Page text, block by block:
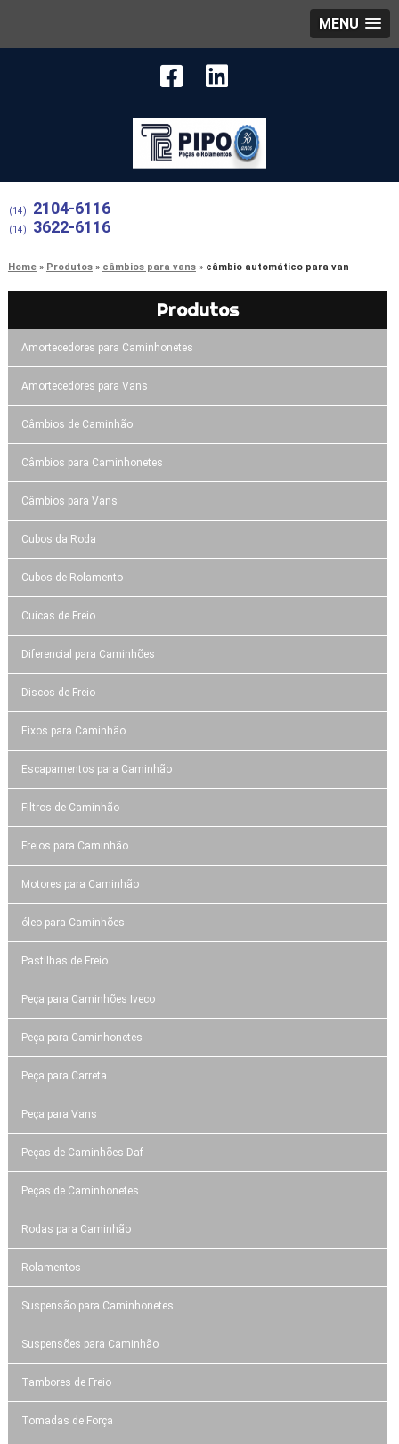
MENU
(14) 2104-6116
(14) 3622-6116
Home Produtos câmbios para vans câmbio automático para van
Produtos
Amortecedores para Caminhonetes
Amortecedores para Vans
Câmbios de Caminhão
Câmbios para Caminhonetes
Câmbios para Vans
Cubos da Roda
Cubos de Rolamento
Cuícas de Freio
Diferencial para Caminhões
Discos de Freio
Eixos para Caminhão
Escapamentos para Caminhão
Filtros de Caminhão
Freios para Caminhão
Motores para Caminhão
óleo para Caminhões
Pastilhas de Freio
Peça para Caminhões Iveco
Peça para Caminhonetes
Peça para Carreta
Peça para Vans
Peças de Caminhões Daf
Peças de Caminhonetes
Rodas para Caminhão
Rolamentos
Suspensão para Caminhonetes
Suspensões para Caminhão
Tambores de Freio
Tomadas de Força